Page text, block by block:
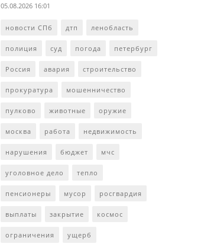
05.08.2026 16:01
новости СПб дтп ленобласть
полиция суд погода петербург
Россия авария строительство
прокуратура мошенничество
пулково животные оружие
москва работа недвижимость
нарушения бюджет мчс
уголовное дело тепло
пенсионеры мусор росгвардия
выплаты закрытие космос
ограничения ущерб